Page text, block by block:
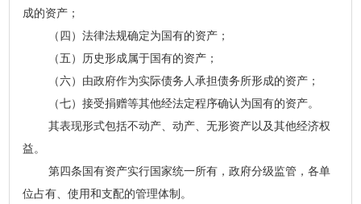
成的资产；
（四）法律法规确定为国有的资产；
（五）历史形成属于国有的资产；
（六）由政府作为实际债务人承担债务所形成的资产；
（七）接受捐赠等其他经法定程序确认为国有的资产。
其表现形式包括不动产、动产、无形资产以及其他经济权
益。
第四条国有资产实行国家统一所有，政府分级监管，各单
位占有、使用和支配的管理体制。